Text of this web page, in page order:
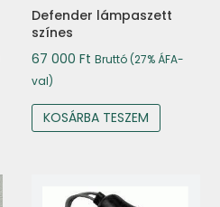
Defender lámpaszett
színes
67 000Ft Bruttó (27% ÁFA-
val)
KOSÁRBA TESZEM